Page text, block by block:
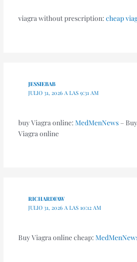
viagra without prescription: cheap
JESSIEBAB
JULIO 31, 2026 A LAS 9:31 AM
buy Viagra online: MedMenNews–
Viagra online
RICHARDFAW
JULIO 31, 2026 A LAS 10:12 AM
Buy Viagra online cheap: